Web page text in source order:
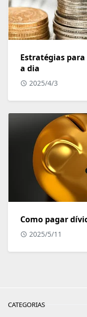
Estratégias
a dia
2025/4/3
Como pagar
2025/5/11
CATEGORIAS